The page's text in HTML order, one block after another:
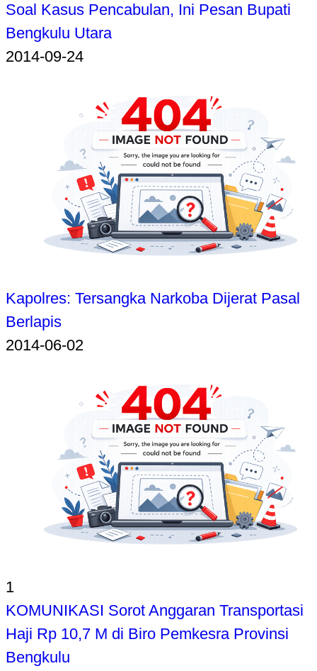
Soal Kasus Pencabulan, Ini Pesan Bupati
Bengkulu Utara
2014-09-24
Kapolres: Tersangka Narkoba Dijerat Pasal
Berlapis
2014-06-02
1
KOMUNIKASI Sorot Anggaran Transportasi
Haji Rp 10,7 M di Biro Pemkesra Provinsi
Bengkulu